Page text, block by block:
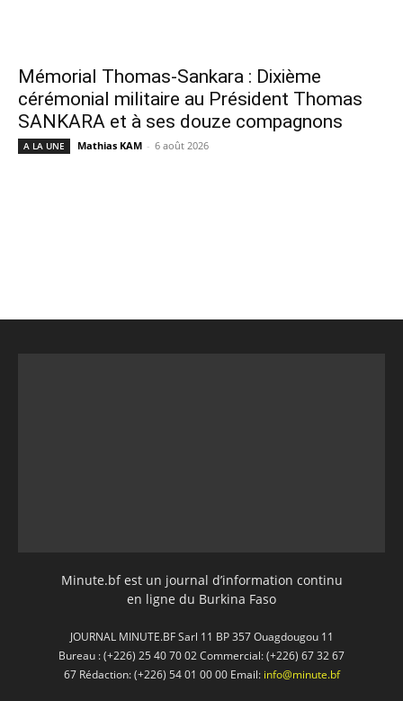
Mémorial Thomas-Sankara : Dixième
cérémonial militaire au Président Thomas
SANKARA et à ses douze compagnons
A LA UNE Mathias KAM - 6 août 2026
Minute.bf est un journal d’information continu
en ligne du Burkina Faso
JOURNAL MINUTE.BF Sarl 11 BP 357 Ouagdougou 11
Bureau : (+226) 25 40 70 02 Commercial: (+226) 67 32 67
67 Rédaction: (+226) 54 01 00 00 Email: info@minute.bf